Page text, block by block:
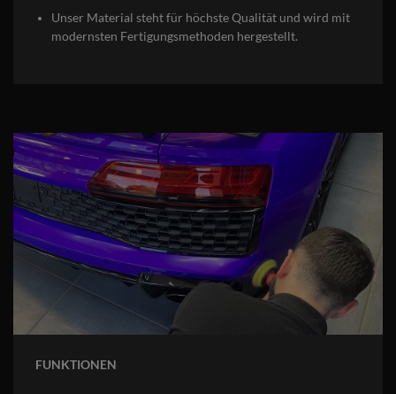
Unser Material steht für höchste Qualität und wird mit
modernsten Fertigungsmethoden hergestellt.
FUNKTIONEN